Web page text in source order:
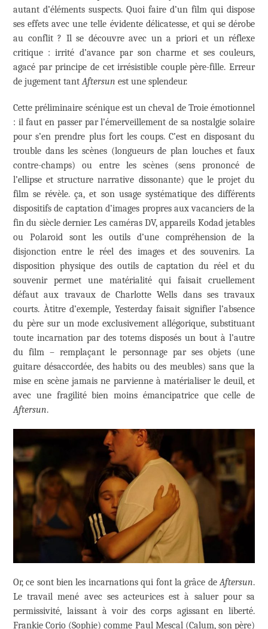
autant d’éléments suspects. Quoi faire d’un film qui dispose
ses effets avec une telle évidente délicatesse, et qui se dérobe
au conflit ? Il se découvre avec un a priori et un réflexe
critique : irrité d’avance par son charme et ses couleurs,
agacé par principe de cet irrésistible couple père-fille. Erreur
de jugement tantAftersun est une splendeur.
Cette préliminaire scénique est un cheval de Troie émotionnel
: il faut en passer par l’émerveillement de sa nostalgie solaire
pour s’en prendre plus fort les coups. C’est en disposant du
trouble dans les scènes (longueurs de plan louches et faux
contre-champs) ou entre les scènes (sens prononcé de
l’ellipse et structure narrative dissonante) que le projet du
film se révèle. ça, et son usage systématique des différents
dispositifs de captation d’images propres aux vacanciers de la
fin du siècle dernier. Les caméras DV, appareils Kodad jetables
ou Polaroid sont les outils d’une compréhension de la
disjonction entre le réel des images et des souvenirs. La
disposition physique des outils de captation du réel et du
souvenir permet une matérialité qui faisait cruellement
défaut aux travaux de Charlotte Wells dans ses travaux
courts. Àtitre d’exemple, Yesterday faisait signifier l’absence
du père sur un mode exclusivement allégorique, substituant
toute incarnation par des totems disposés un bout à l’autre
du film – remplaçant le personnage par ses objets (une
guitare désaccordée, des habits ou des meubles) sans que la
mise en scène jamais ne parvienne à matérialiser le deuil, et
avec une fragilité bien moins émancipatrice que celle de
Aftersun.
Or, ce sont bien les incarnations qui font la grâce deAftersun.
Le travail mené avec ses acteur·ices est à saluer pour sa
permissivité, laissant à voir des corps agissant en liberté.
Frankie Corio (Sophie) comme Paul Mescal (Calum, son père)